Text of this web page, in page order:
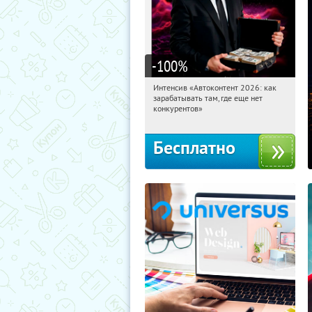
-100%
02:11:32 Получили:
Россия
Интенсив «Автоконтент 2026: как
зарабатывать там, где еще нет
конкурентов»
Бесплатно